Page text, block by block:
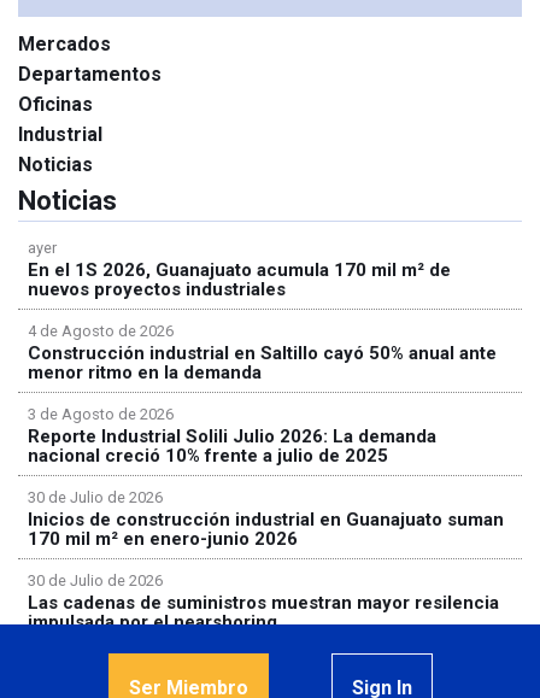
Mercados
Departamentos
Oficinas
Industrial
Noticias
Noticias
ayer
En el 1S 2026, Guanajuato acumula 170 mil m² de
nuevos proyectos industriales
4 de Agosto de 2026
Construcción industrial en Saltillo cayó 50% anual ante
menor ritmo en la demanda
3 de Agosto de 2026
Reporte Industrial Solili Julio 2026: La demanda
nacional creció 10% frente a julio de 2025
30 de Julio de 2026
Inicios de construcción industrial en Guanajuato suman
170 mil m² en enero-junio 2026
30 de Julio de 2026
Las cadenas de suministros muestran mayor resilencia
impulsada por el nearshoring
Ser Miembro Sign In